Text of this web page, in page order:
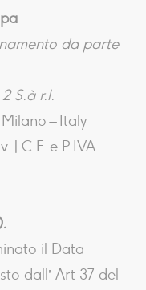
da parte
S.à r.l.
– Italy
| C.F. e P.IVA
il Data
dall’ Art 37 del